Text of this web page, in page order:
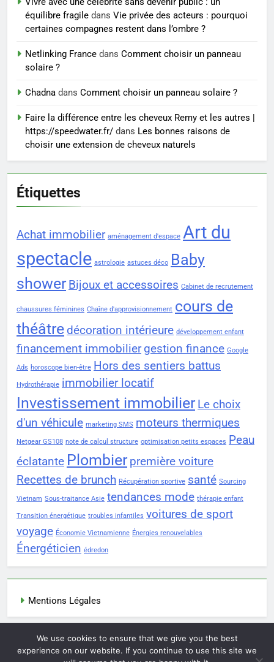
Voyance à La Rochelle : où
sérieux à un tarif juste ?
BIEN ÊTRE
équilibre fragile dans Vie privée des acteurs : pourquoi
certaines compagnes restent dans l’ombre ?
Netlinking France dans Comment choisir un panneau
solaire ?
Chadna dans Comment choisir un panneau solaire ?
Faire la différence entre les cheveux Remy et les autres |
https://speedwater.fr/ dans Les bonnes raisons de
choisir une extension de cheveux naturels
Étiquettes
Achat immobilier aménagement d'espace Art du
spectacle astrologie astuces déco Baby
shower Bijoux et accessoires Cabinet de recrutement
chaussures féminines Chaîne d'approvisionnement cours de
théâtre décoration intérieure développement enfant
financement immobilier gestion finance Google
Ads horoscope bien-être Hors des sentiers battus
Hydrothérapie immobilier locatif
Investissement immobilier Le choix
d'un véhicule marketing SMS moteurs thermiques
Netgear GS108 note de calcul structure optimisation petits espaces Peau
éclatante Plombier première voiture
Recettes de brunch Récupération sportive santé Sourcing
Vietnam Sous-traitance Asie tendances mode thérapie enfant
Transition énergétique troubles infantiles voitures de sport
voyage Économie Vietnamienne Énergies renouvelables
Énergéticien édredon
Mentions Légales
Newsmatic - News WordPress Theme 2026. Powered By
BlazeThemes.
We use cookies to ensure that we give you the best
experience on our website. If you continue to use this site we